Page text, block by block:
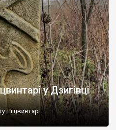
не […]
у Дзигівці
її цвинтар